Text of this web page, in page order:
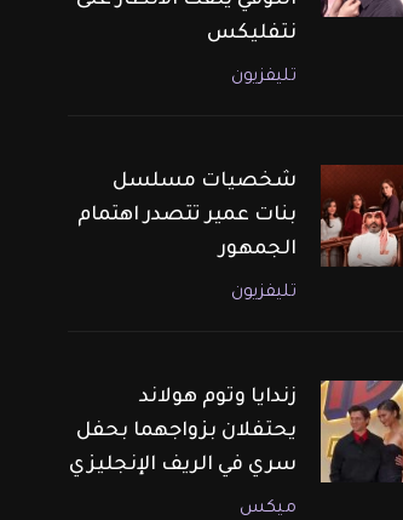
نتفليكس
تليفزيون
شخصيات مسلسل
بنات عمير تتصدر اهتمام
الجمهور
تليفزيون
زندايا وتوم هولاند
يحتفلان بزواجهما بحفل
سري في الريف الإنجليزي
ميكس